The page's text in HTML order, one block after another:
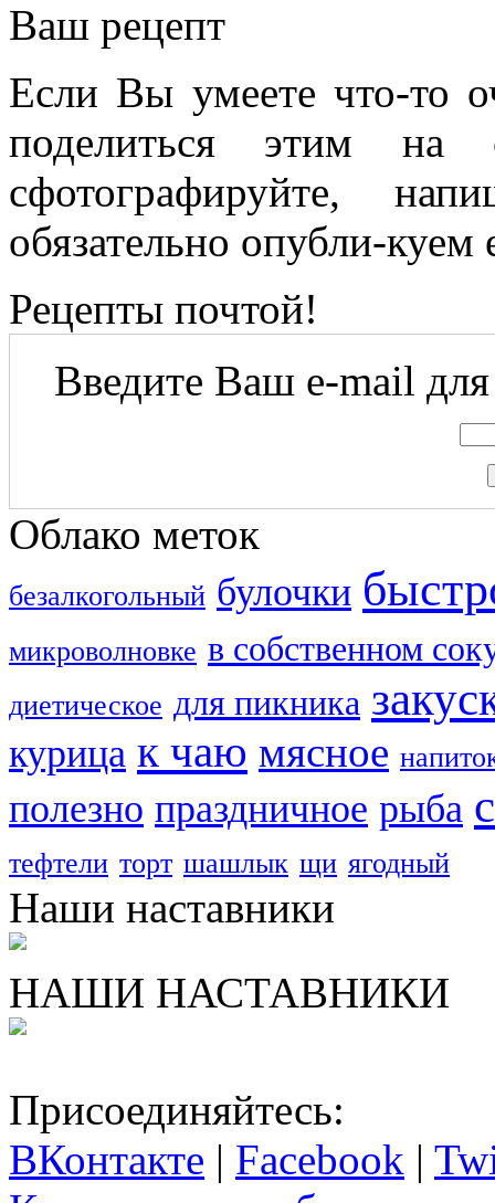
Ваш рецепт
Если Вы умеете что-то
поделиться этим на
сфотографируйте,
обязательно опубли-куем
Рецепты почтой!
Введите Ваш e-mail
Облако меток
безалкогольный булочки
микроволновке в собственном
диетическое для пикника
курица к чаю мясное
полезно праздничное рыба
тефтели торт шашлык щи ягодный
Наши наставники
НАШИ НАСТАВНИКИ
Присоединяйтесь:
ВКонтакте | Facebook |